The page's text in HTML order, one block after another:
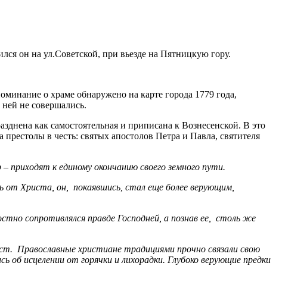
он на ул.Советской, при вьезде на Пятницкую гору.
о храме обнаружено на карте города 1779 года,
не совершались.
как самостоятельная и приписана к Вознесенской. В это
в честь: святых апостолов Петра и Павла, святителя
к единому окончанию своего земного пути.
Христа, он, покаявшись, стал еще более верующим,
сопротивлялся правде Господней, а познав ее, столь же
Православные христиане традициями прочно связали свою
об исцелении от горячки и лихорадки. Глубоко верующие предки